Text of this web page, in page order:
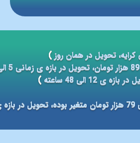
تحویل در همان روز)
12 الی 48 ساعته
)